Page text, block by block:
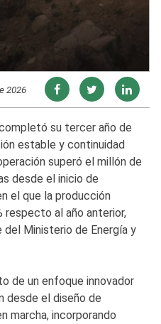
2026
su tercer año de
estable y continuidad
superó el millón de
desde el inicio de
el que la producción
respecto al año anterior,
Ministerio de Energía y
de un enfoque innovador
desde el diseño de
marcha, incorporando